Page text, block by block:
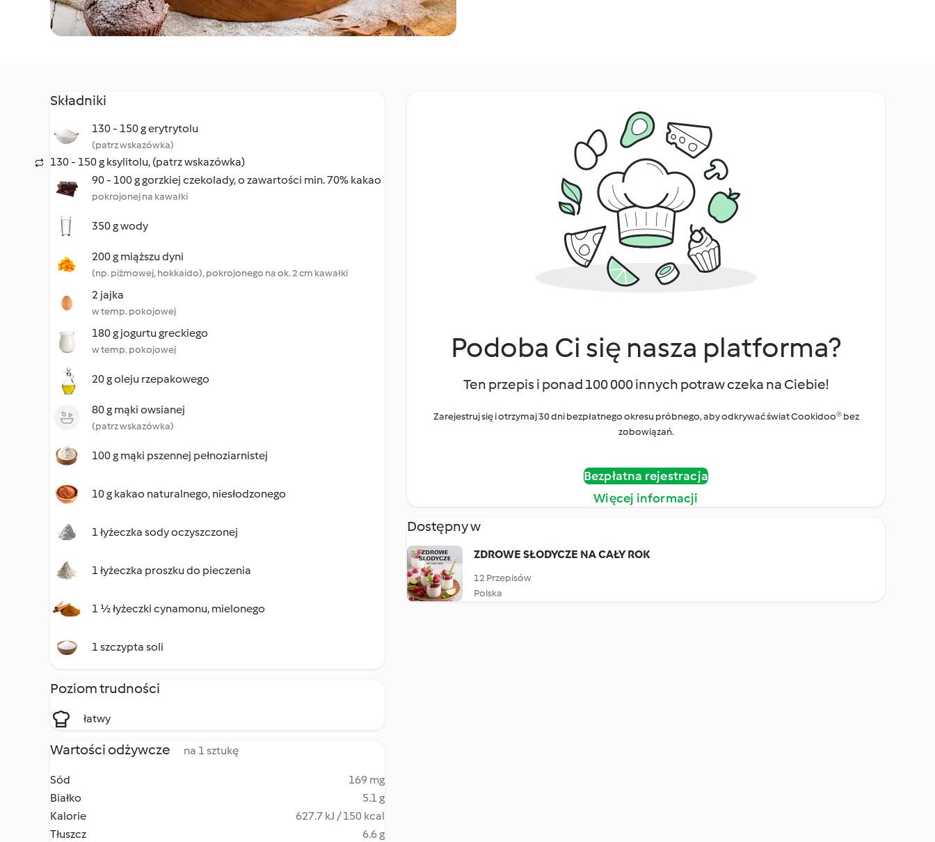
Składniki
130 - 150 g erytrytolu
(patrz wskazówka)
130 - 150 g ksylitolu, (patrz wskazówka)
90 - 100 g gorzkiej czekolady, o zawartości min. 70% kakao
pokrojonej na kawałki
350 g wody
200 g miąższu dyni
(np. piżmowej, hokkaido), pokrojonego na ok. 2 cm kawałki
2 jajka
w temp. pokojowej
180 g jogurtu greckiego
w temp. pokojowej
20 g oleju rzepakowego
80 g mąki owsianej
(patrz wskazówka)
100 g mąki pszennej pełnoziarnistej
10 g kakao naturalnego, niesłodzonego
1 łyżeczka sody oczyszczonej
1 łyżeczka proszku do pieczenia
1 ½ łyżeczki cynamonu, mielonego
1 szczypta soli
Poziom trudności
łatwy
Wartości odżywcze na 1 sztukę
Sód
169 mg
Białko
5.1 g
Kalorie
627.7 kJ / 150 kcal
Tłuszcz
6.6 g
Podoba Ci się nasza platforma?
Ten przepis i ponad 100 000 innych potraw czeka na Ciebie!
Zarejestruj się i otrzymaj 30 dni bezpłatnego okresu próbnego, aby odkrywać świat Cookidoo® bez
zobowiązań.
Bezpłatna rejestracja
Więcej informacji
Dostępny w
ZDROWE SŁODYCZE NA CAŁY ROK
12 Przepisów
Polska